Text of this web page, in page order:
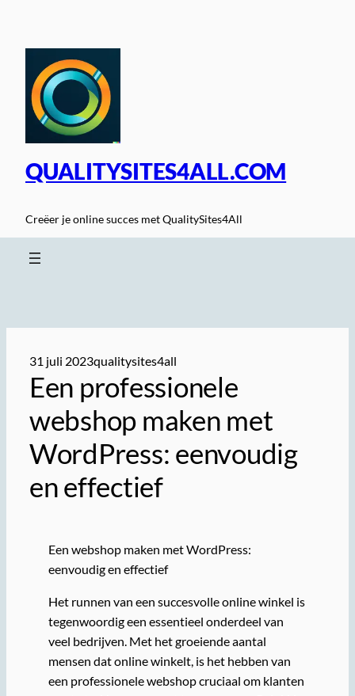
inhoud
QUALITYSITES4ALL.COM
Creëer je online succes met QualitySites4All
31 juli 2023qualitysites4all
Een professionele
webshop maken met
WordPress: eenvoudig
en effectief
Een webshop maken met WordPress:
eenvoudig en effectief
Het runnen van een succesvolle online winkel is
tegenwoordig een essentieel onderdeel van
veel bedrijven. Met het groeiende aantal
mensen dat online winkelt, is het hebben van
een professionele webshop cruciaal om klanten